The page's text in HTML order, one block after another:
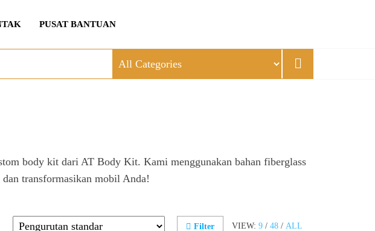
PUSAT BANTUAN
body kit dari AT Body Kit. Kami menggunakan bahan fiberglass
transformasikan mobil Anda!
VIEW: 9 / 48 / ALL
Filter